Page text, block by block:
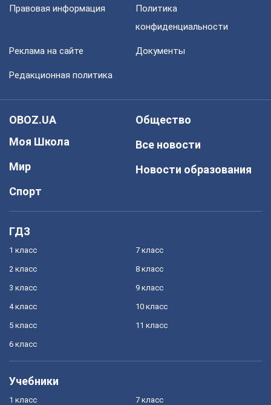
Правовая информация
Политика
конфиденциальности
Реклама на сайте Документы
Редакционная политика
OBOZ.UA
Моя Школа
Мир
Спорт
Общество
Все новости
Новости образования
ГДЗ
1 класс
2 класс
3 класс
4 класс
5 класс
6 класс
7 класс
8 класс
9 класс
10 класс
11 класс
Учебники
1 класс 7 класс